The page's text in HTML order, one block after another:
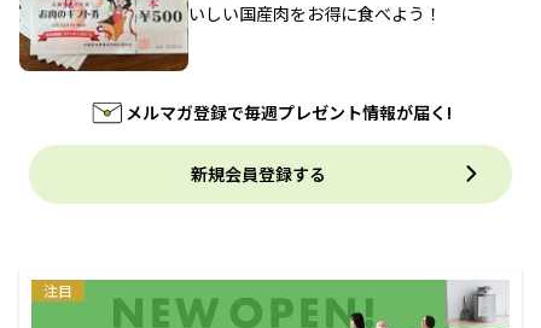
いしい国産肉をお得に食べよう！
メルマガ登録で毎週プレゼント情報が届く!
新規会員登録する
注目